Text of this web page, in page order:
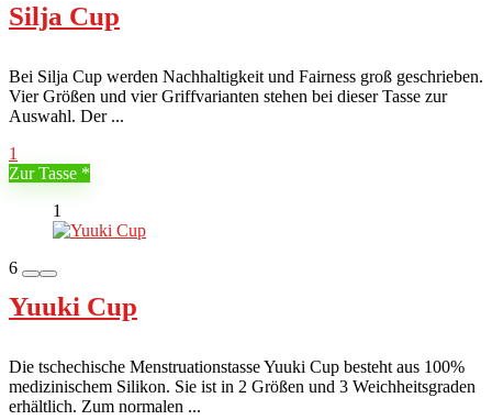
Silja Cup
Bei Silja Cup werden Nachhaltigkeit und Fairness groß geschrieben.
Vier Größen und vier Griffvarianten stehen bei dieser Tasse zur
Auswahl. Der ...
1
Zur Tasse
1
6
Yuuki Cup
Die tschechische Menstruationstasse Yuuki Cup besteht aus 100%
medizinischem Silikon. Sie ist in 2 Größen und 3 Weichheitsgraden
erhältlich. Zum normalen ...